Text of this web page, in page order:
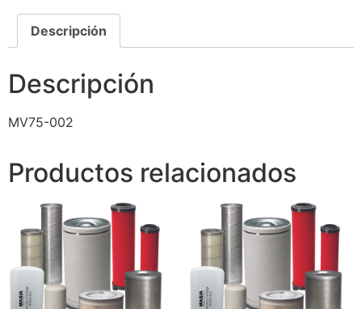
Descripción
Descripción
MV75-002
Productos relacionados